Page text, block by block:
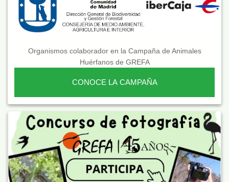
Organismos colaborador en la Campaña de Animales
Huérfanos de GREFA
CONOCE LA CAMPAÑA